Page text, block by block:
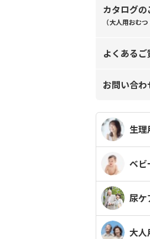
カタログの
（大人用おむ
よくあるご
お問い合わ
生理
ベビ
尿ケ
大人